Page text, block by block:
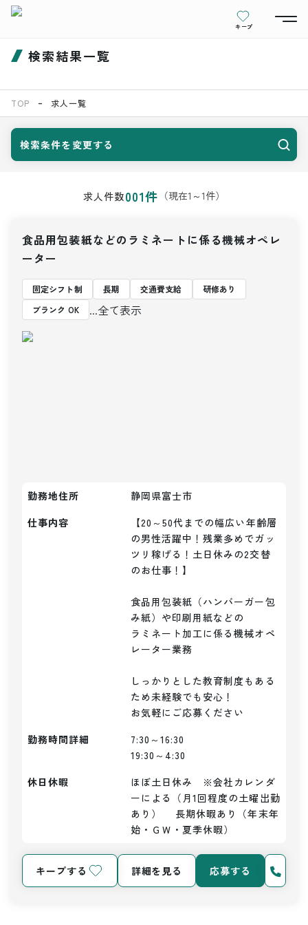
キープ
検索結果一覧
TOP 求人一覧
検索条件を変更する
求人件数001件 （現在1 ～1件）
食品用包装紙などのラミネートに係る機械オペレ
ーター
固定シフト制 長期 交通費支給
研修あり
ブランク OK
...全て表示
勤務地住所
静岡県富士市
仕事内容
【20～50代までの幅広い年齢層
の男性活躍中！残業多めでガッ
ツリ稼げる！土日休みの2交替
のお仕事！】
食品用包装紙（ハンバーガー包
み紙）や印刷用紙などの
ラミネート加工に係る機械オペ
レーター業務
しっかりとした教育制度もある
ため未経験でも安心！
お気軽にご応募ください
勤務時間詳細
7:30～16:30
19:30～4:30
休日休暇
ほぼ土日休み　※会社カレンダ
ーによる（月1回程度の土曜出勤
あり） 　長期休暇あり（年末年
始・ＧＷ・夏季休暇）
キープする 詳細を見る 応募する